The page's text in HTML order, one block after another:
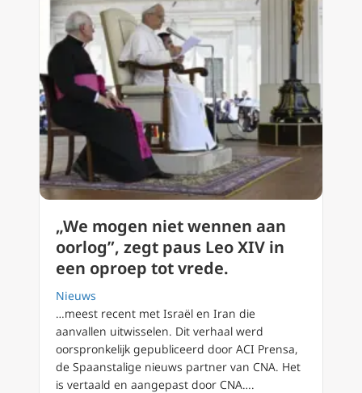
„We mogen niet wennen aan
oorlog”, zegt paus Leo XIV in
een oproep tot vrede.
Nieuws
…meest recent met Israël en Iran die
aanvallen uitwisselen. Dit verhaal werd
oorspronkelijk gepubliceerd door ACI Prensa,
de Spaanstalige nieuws partner van CNA. Het
is vertaald en aangepast door CNA….